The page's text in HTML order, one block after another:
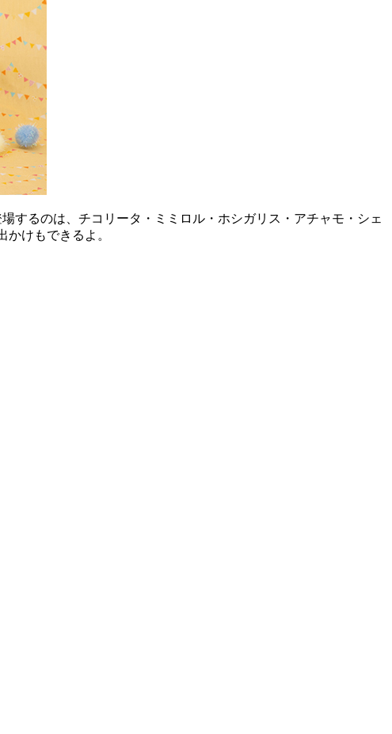
するのは、チコリータ・ミミロル・ホシガリス・アチャモ・シェ
けもできるよ。